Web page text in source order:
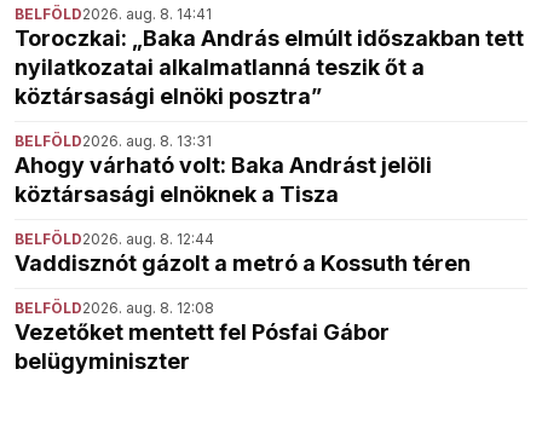
BELFÖLD2026. aug. 8. 14:41
Toroczkai: „Baka András elmúlt időszakban tett
nyilatkozatai alkalmatlanná teszik őt a
köztársasági elnöki posztra”
BELFÖLD2026. aug. 8. 13:31
Ahogy várható volt: Baka Andrást jelöli
köztársasági elnöknek a Tisza
BELFÖLD2026. aug. 8. 12:44
Vaddisznót gázolt a metró a Kossuth téren
BELFÖLD2026. aug. 8. 12:08
Vezetőket mentett fel Pósfai Gábor
belügyminiszter